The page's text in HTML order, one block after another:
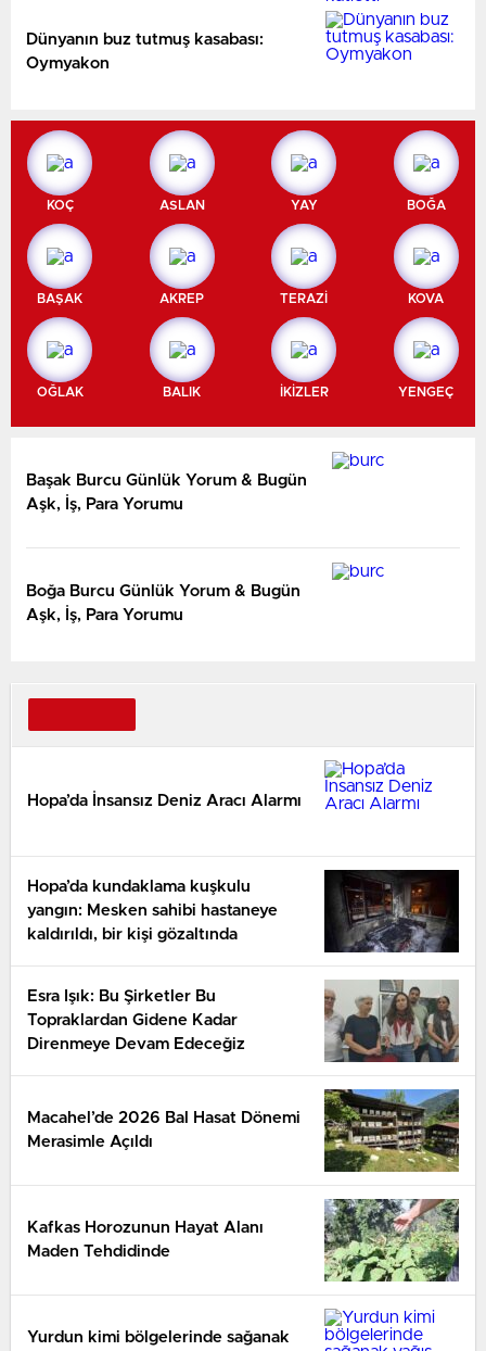
Dünyanın buz tutmuş kasabası:
Oymyakon
KOÇ ASLAN YAY BOĞA
BAŞAK AKREP TERAZİ KOVA
OĞLAK BALIK İKİZLER YENGEÇ
Başak Burcu Günlük Yorum & Bugün
Aşk, İş, Para Yorumu
Boğa Burcu Günlük Yorum & Bugün
Aşk, İş, Para Yorumu
Hopa’da İnsansız Deniz Aracı Alarmı
Hopa’da kundaklama kuşkulu
yangın: Mesken sahibi hastaneye
kaldırıldı, bir kişi gözaltında
Esra Işık: Bu Şirketler Bu
Topraklardan Gidene Kadar
Direnmeye Devam Edeceğiz
Macahel’de 2026 Bal Hasat Dönemi
Merasimle Açıldı
Kafkas Horozunun Hayat Alanı
Maden Tehdidinde
Yurdun kimi bölgelerinde sağanak